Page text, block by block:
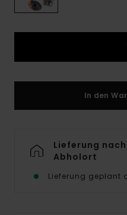
In den
Lieferung
Abholort
Lieferung geplant